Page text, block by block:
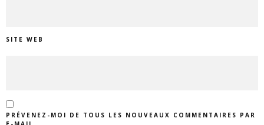
SITE WEB
PRÉVENEZ-MOI DE TOUS LES NOUVEAUX COMMENTAIRES PAR